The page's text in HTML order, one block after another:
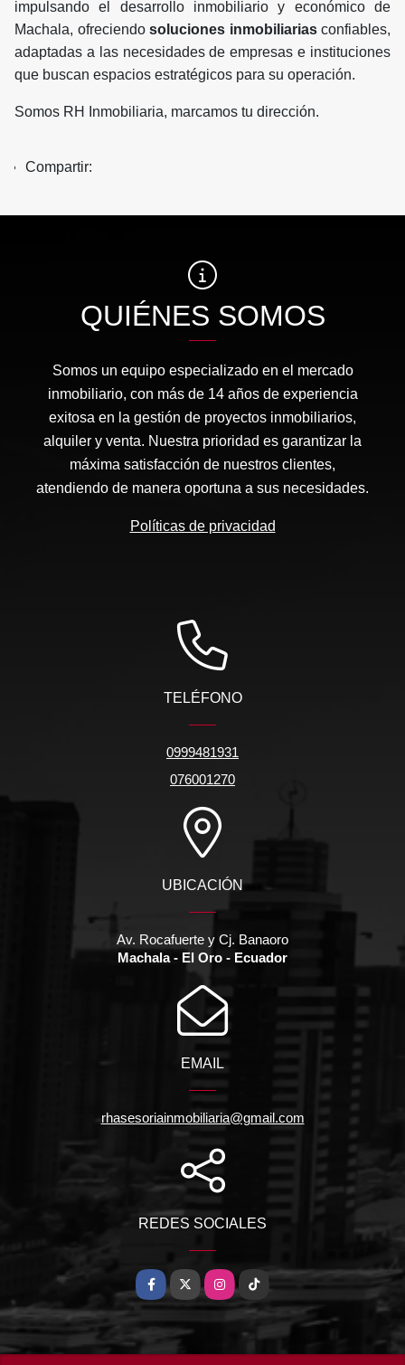
impulsando el desarrollo inmobiliario y económico de
Machala, ofreciendo soluciones inmobiliariasconfiables,
adaptadas a las necesidades de empresas e instituciones
que buscan espacios estratégicos para su operación.
Somos RH Inmobiliaria, marcamos tu dirección.
Compartir:
QUIÉNES SOMOS
Somos un equipo especializado en el mercado
inmobiliario, con más de 14 años de experiencia
exitosa en la gestión de proyectos inmobiliarios,
alquiler y venta. Nuestra prioridad es garantizar la
máxima satisfacción de nuestros clientes,
atendiendo de manera oportuna a sus necesidades.
Políticas de privacidad
TELÉFONO
0999481931
076001270
UBICACIÓN
Av. Rocafuerte y Cj. Banaoro
Machala - El Oro - Ecuador
EMAIL
rhasesoriainmobiliaria@gmail.com
REDES SOCIALES
Facebook
X Instagram
TikTok